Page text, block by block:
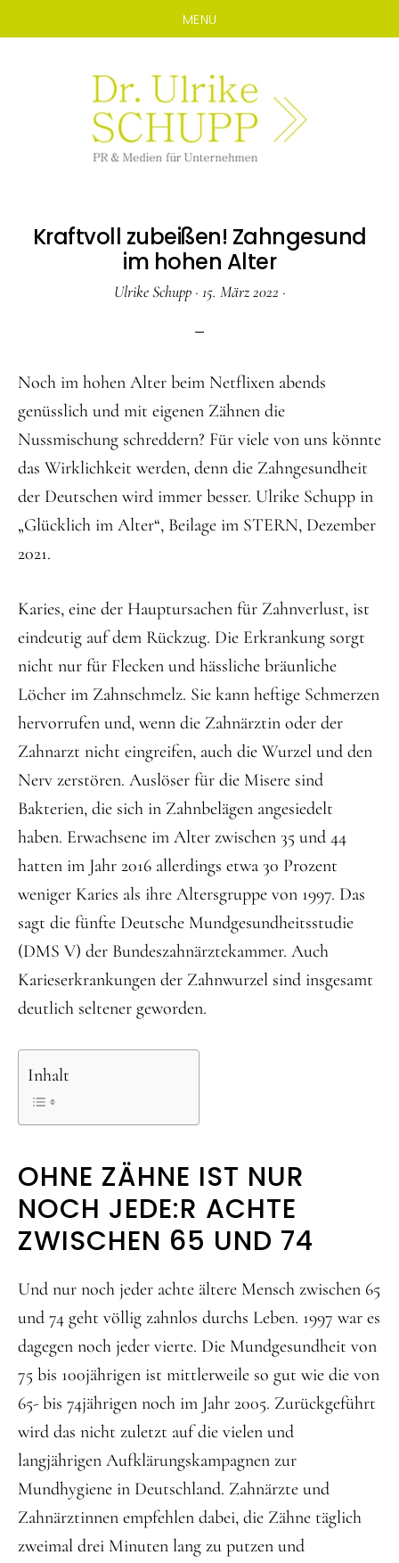
MENU
Seitenspalte
Kraftvoll zubeißen! Zahngesund
im hohen Alter
Ulrike Schupp· 15. März 2022 ·
Noch im hohen Alter beim Netflixen abends
genüsslich und mit eigenen Zähnen die
Nussmischung schreddern? Für viele von uns könnte
das Wirklichkeit werden, denn die Zahngesundheit
der Deutschen wird immer besser. Ulrike Schupp in
„Glücklich im Alter“, Beilage im STERN, Dezember
2021.
Karies, eine der Hauptursachen für Zahnverlust, ist
eindeutig auf dem Rückzug. Die Erkrankung sorgt
nicht nur für Flecken und hässliche bräunliche
Löcher im Zahnschmelz. Sie kann heftige Schmerzen
hervorrufen und, wenn die Zahnärztin oder der
Zahnarzt nicht eingreifen, auch die Wurzel und den
Nerv zerstören. Auslöser für die Misere sind
Bakterien, die sich in Zahnbelägen angesiedelt
haben. Erwachsene im Alter zwischen 35 und 44
hatten im Jahr 2016 allerdings etwa 30 Prozent
weniger Karies als ihre Altersgruppe von 1997. Das
sagt die fünfte Deutsche Mundgesundheitsstudie
(DMS V) der Bundeszahnärztekammer. Auch
Karieserkrankungen der Zahnwurzel sind insgesamt
deutlich seltener geworden.
Inhalt
OHNE ZÄHNE IST NUR
NOCH JEDE:R ACHTE
ZWISCHEN 65 UND 74
Und nur noch jeder achte ältere Mensch zwischen 65
und 74 geht völlig zahnlos durchs Leben. 1997 war es
dagegen noch jeder vierte. Die Mundgesundheit von
75 bis 100jährigen ist mittlerweile so gut wie die von
65- bis 74jährigen noch im Jahr 2005. Zurückgeführt
wird das nicht zuletzt auf die vielen und
langjährigen Aufklärungskampagnen zur
Mundhygiene in Deutschland. Zahnärzte und
Zahnärztinnen empfehlen dabei, die Zähne täglich
zweimal drei Minuten lang zu putzen und